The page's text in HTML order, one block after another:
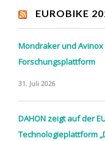
EUROBIKE
Mondraker und Avinox
Forschungsplattform
31. Juli 2026
DAHON zeigt auf der
Technologieplattform